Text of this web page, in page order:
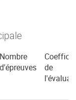
Nombre
d'épreuves
de